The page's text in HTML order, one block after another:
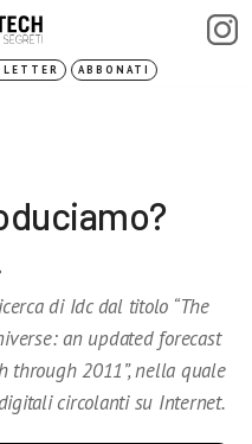
ABBONATI
di Idc dal titolo “The
an updated forecast
2011”, nella quale
circolanti su Internet.